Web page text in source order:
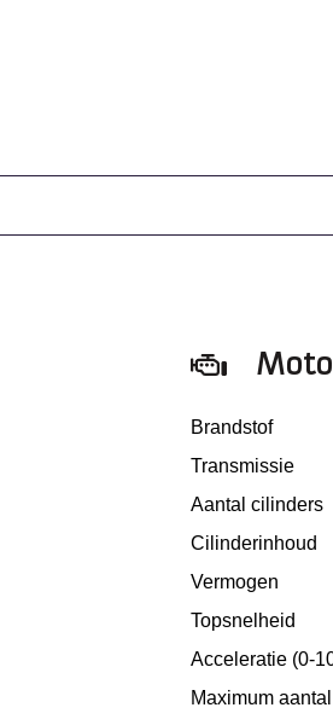
Brandstof
Transmissie
Aantal cilinders
Cilinderinhoud
Vermogen
Topsnelheid
Acceleratie (0-
Maximum